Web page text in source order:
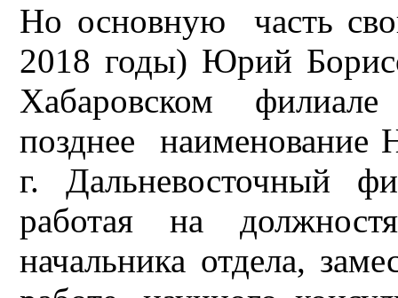
Но основную часть
2018 годы) Юрий
Хабаровском
позднее наименование
г. Дальневосточный
работая на
начальника отдела,